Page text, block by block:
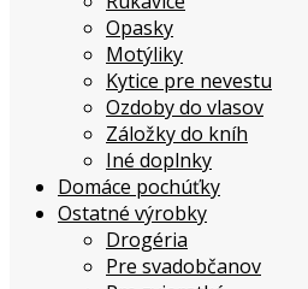
Opasky
Motýliky
Kytice pre nevestu
Ozdoby do vlasov
Záložky do kníh
Iné doplnky
Domáce pochúťky
Ostatné výrobky
Drogéria
Pre svadobčanov